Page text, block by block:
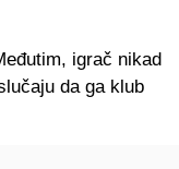
igrač nikad
da ga klub